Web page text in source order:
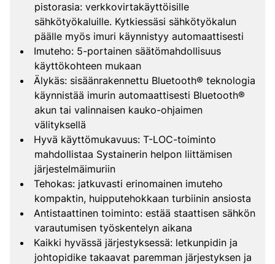
pistorasia: verkkovirtakäyttöisille
sähkötyökaluille. Kytkiessäsi sähkötyökalun
päälle myös imuri käynnistyy automaattisesti
Imuteho: 5-portainen säätömahdollisuus
käyttökohteen mukaan
Älykäs: sisäänrakennettu Bluetooth® teknologia
käynnistää imurin automaattisesti Bluetooth®
akun tai valinnaisen kauko-ohjaimen
välityksellä
Hyvä käyttömukavuus: T-LOC-toiminto
mahdollistaa Systainerin helpon liittämisen
järjestelmäimuriin
Tehokas: jatkuvasti erinomainen imuteho
kompaktin, huipputehokkaan turbiinin ansiosta
Antistaattinen toiminto: estää staattisen sähkön
varautumisen työskentelyn aikana
Kaikki hyvässä järjestyksessä: letkunpidin ja
johtopidike takaavat paremman järjestyksen ja